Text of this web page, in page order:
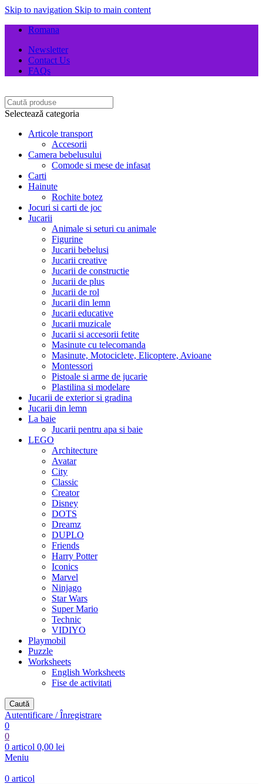
Skip to navigation Skip to main content
Romana
Newsletter
Contact Us
FAQs
Selectează categoria
Articole transport
Accesorii
Camera bebelusului
Comode si mese de infasat
Carti
Hainute
Rochite botez
Jocuri si carti de joc
Jucarii
Animale si seturi cu animale
Figurine
Jucarii bebelusi
Jucarii creative
Jucarii de constructie
Jucarii de plus
Jucarii de rol
Jucarii din lemn
Jucarii educative
Jucarii muzicale
Jucarii si accesorii fetite
Masinute cu telecomanda
Masinute, Motociclete, Elicoptere, Avioane
Montessori
Pistoale si arme de jucarie
Plastilina si modelare
Jucarii de exterior si gradina
Jucarii din lemn
La baie
Jucarii pentru apa si baie
LEGO
Architecture
Avatar
City
Classic
Creator
Disney
DOTS
Dreamz
DUPLO
Friends
Harry Potter
Iconics
Marvel
Ninjago
Star Wars
Super Mario
Technic
VIDIYO
Playmobil
Puzzle
Worksheets
English Worksheets
Fise de activitati
Caută
Autentificare / Înregistrare
0
0
0 articol 0,00 lei
Meniu
0 articol